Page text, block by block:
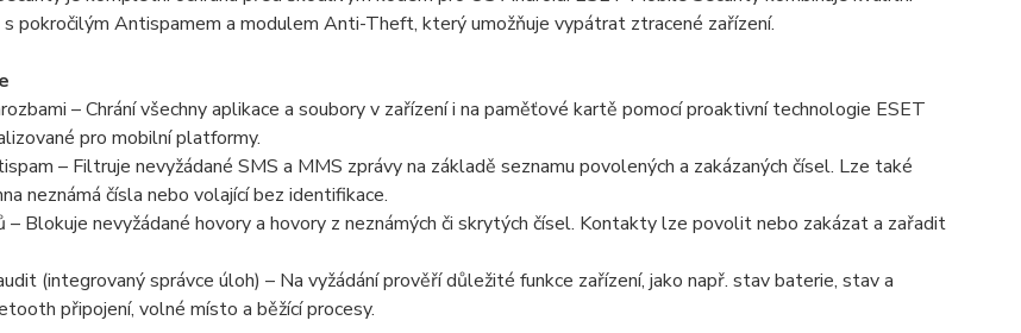
pokročilým Antispamem a modulem Anti-Theft, který umožňuje vypátrat ztracené zařízení.
– Chrání všechny aplikace a soubory v zařízení i na paměťové kartě pomocí proaktivní technologie ESET
pro mobilní platformy.
– Filtruje nevyžádané SMS a MMS zprávy na základě seznamu povolených a zakázaných čísel. Lze také
neznámá čísla nebo volající bez identifikace.
– Blokuje nevyžádané hovory a hovory z neznámých či skrytých čísel. Kontakty lze povolit nebo zakázat a zařadit
(integrovaný správce úloh) – Na vyžádání prověří důležité funkce zařízení, jako např. stav baterie, stav a
připojení, volné místo a běžící procesy.